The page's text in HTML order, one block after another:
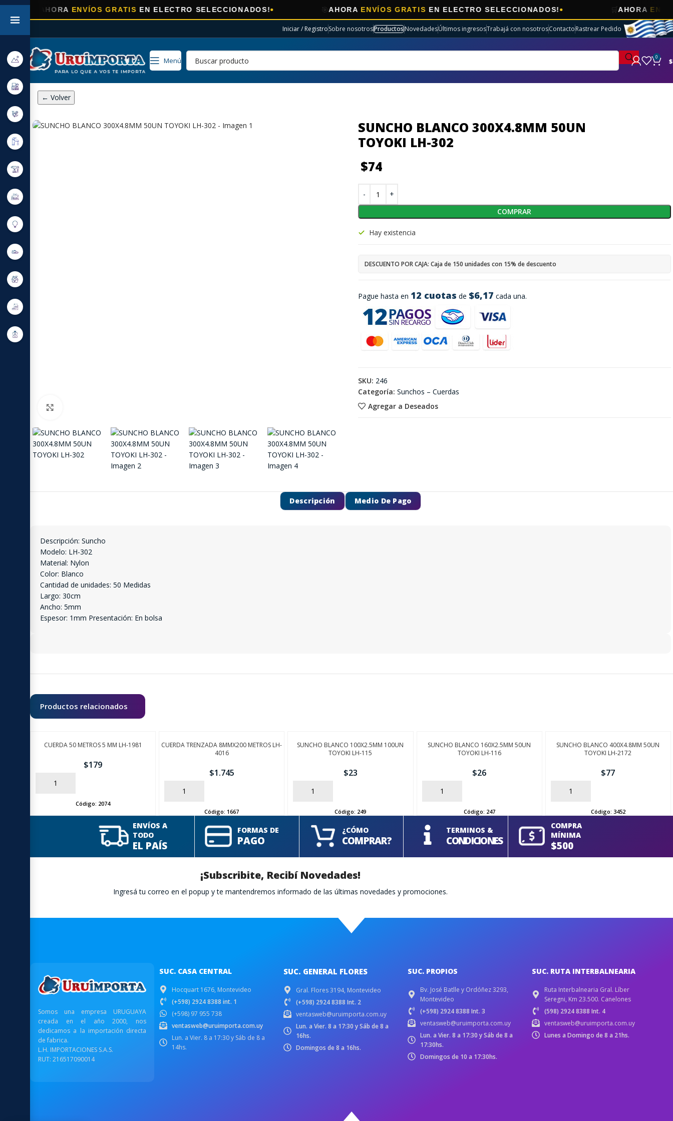
ENVÍOS GRATIS EN ELECTRO SELECCIONADOS! AHORA ENVÍOS GRATIS EN ELECTRO SELECCIONADOS! ENVÍOS
Iniciar / RegistroSobre nosotrosProductosNovedadesÚltimos ingresosTrabajá con nosotrosContactoRastrear Pedido
Menú 0 $
← Volver
SUNCHO BLANCO 300X4.8MM 50UN
TOYOKI LH-302
$74
Pague hasta en 12 cuotas de $6,17 cada una.
Hay existencia
DESCUENTO POR CAJA: Caja de 150 unidades con 15% de descuento
COMPRAR
Agregar a Deseados
SKU: 246
Categoría: Sunchos – Cuerdas
Descripción Medio De Pago
Descripción: Suncho
Modelo: LH-302
Material: Nylon
Color: Blanco
Cantidad de unidades: 50 Medidas
Largo: 30cm
Ancho: 5mm
Espesor: 1mm Presentación: En bolsa
Productos relacionados
CUERDA 50 METROS 5 MM LH-1981
$179
AÑADIR
Código: 2074
CUERDA TRENZADA 8MMX200 METROS LH-
4016
$1.745
AÑADIR
Código:1667
SUNCHO BLANCO 100X2.5MM 100UN
TOYOKI LH-115
$23
AÑADIR
Código: 249
SUNCHO BLANCO 160X2.5MM 50UN
TOYOKI LH-116
$26
AÑADIR
Código: 247
SUNCHO BLANCO 400X4.8MM 50UN
TOYOKI LH-2172
$77
AÑADIR
Código: 3452
ENVÍOS A
TODO
EL PAÍS
FORMAS DE
PAGO
¿CÓMO
COMPRAR?
TERMINOS &
CONDICIONES
COMPRA
MÍNIMA
$500
¡Subscribite, Recibí Novedades!
Ingresá tu correo en el popup y te mantendremos informado de las últimas novedades y promociones.
Somos una empresa URUGUAYA
creada en el año 2000, nos
dedicamos a la importación directa
de fabrica.
L.H. IMPORTACIONES S.A.S.
RUT: 216517090014
SUC. CASA CENTRAL
Hocquart 1676, Montevideo
(+598) 2924 8388 int. 1
(+598) 97 955 738
ventasweb@uruimporta.com.uy
Lun. a Vier. 8 a 17:30 y Sáb de 8 a
14hs.
SUC. GENERAL FLORES
Gral. Flores 3194, Montevideo
(+598) 2924 8388 Int. 2
ventasweb@uruimporta.com.uy
Lun. a Vier. 8 a 17:30 y Sáb de 8 a
16hs.
Domingos de 8 a 16hs.
SUC. PROPIOS
Bv. José Batlle y Ordóñez 3293,
Montevideo
(+598) 2924 8388 Int. 3
ventasweb@uruimporta.com.uy
Lun. a Vier. 8 a 17:30 y Sáb de 8 a
17:30hs.
Domingos de 10 a 17:30hs.
SUC. RUTA INTERBALNEARIA
Ruta Interbalnearia Gral. Líber
Seregni, Km 23.500. Canelones
(598) 2924 8388 Int. 4
ventasweb@uruimporta.com.uy
Lunes a Domingo de 8 a 21hs.